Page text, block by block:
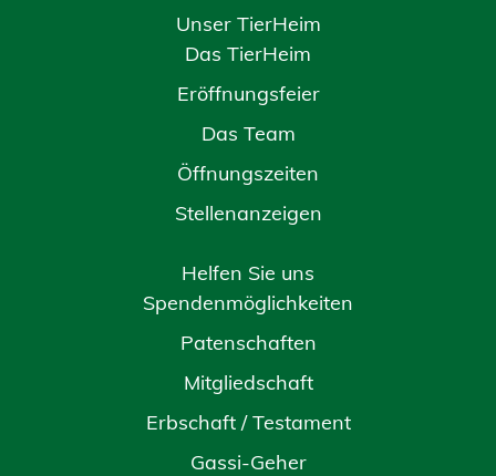
Unser TierHeim
Das TierHeim
Eröffnungsfeier
Das Team
Öffnungszeiten
Stellenanzeigen
Helfen Sie uns
Spendenmöglichkeiten
Patenschaften
Mitgliedschaft
Erbschaft / Testament
Gassi-Geher